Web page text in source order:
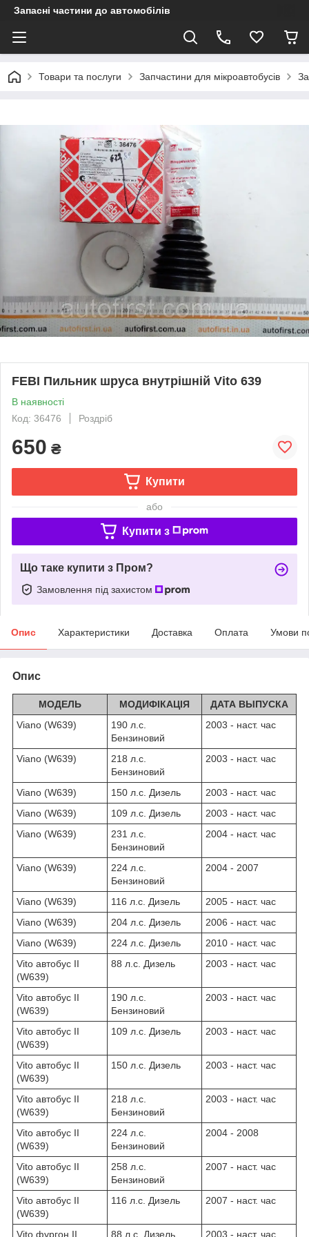
Запасні частини до автомобілів
Товари та послуги Запчастини для мікроавтобусів
FEBI Пильник шруса внутрішній Vito 639
В наявності
Код: 36476
Роздріб
650 ₴
Купити
або
Купити з
Що таке купити з Пром?
Замовлення під захистом
Опис Характеристики Доставка Оплата Умови
Опис
МОДЕЛЬ МОДИФІКАЦІЯ
ДАТА ВЫПУСКА
Viano (W639)
190 л.с.
Бензиновий
2003 - наст. час
Viano (W639)
218 л.с.
Бензиновий
2003 - наст. час
Viano (W639) 150 л.с. Дизель
2003 - наст. час
Viano (W639)
109 л.с. Дизель
2003 - наст. час
Viano (W639)
231 л.с.
Бензиновий
2004 - наст. час
Viano (W639)
224 л.с.
Бензиновий
2004 - 2007
Viano (W639) 116 л.с. Дизель
2005 - наст. час
Viano (W639)
204 л.с. Дизель
2006 - наст. час
Viano (W639)
224 л.с. Дизель
2010 - наст. час
Vito автобус II
(W639)
88 л.с. Дизель 2003 - наст. час
Vito автобус II
(W639)
190 л.с.
Бензиновий
2003 - наст. час
Vito автобус II
(W639)
109 л.с. Дизель 2003 - наст. час
Vito автобус II
(W639)
150 л.с. Дизель 2003 - наст. час
Vito автобус II
(W639)
218 л.с.
Бензиновий
2003 - наст. час
Vito автобус II
(W639)
224 л.с.
Бензиновий
2004 - 2008
Vito автобус II
(W639)
258 л.с.
Бензиновий
2007 - наст. час
Vito автобус II
(W639)
116 л.с. Дизель 2007 - наст. час
Vito фургон II 88 л.с. Дизель 2003 - наст. час